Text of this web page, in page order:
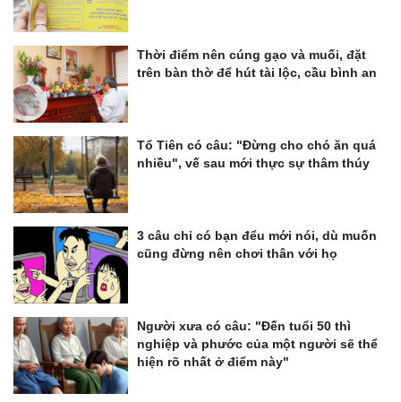
Thời điểm nên cúng gạo và muối, đặt
trên bàn thờ để hút tài lộc, cầu bình an
Tổ Tiên có câu: "Đừng cho chó ăn quá
nhiều", vế sau mới thực sự thâm thúy
3 câu chỉ có bạn đểu mới nói, dù muốn
cũng đừng nên chơi thân với họ
Người xưa có câu: "Đến tuổi 50 thì
nghiệp và phước của một người sẽ thể
hiện rõ nhất ở điểm này"